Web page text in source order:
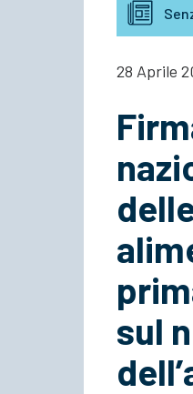
28 Aprile
sul